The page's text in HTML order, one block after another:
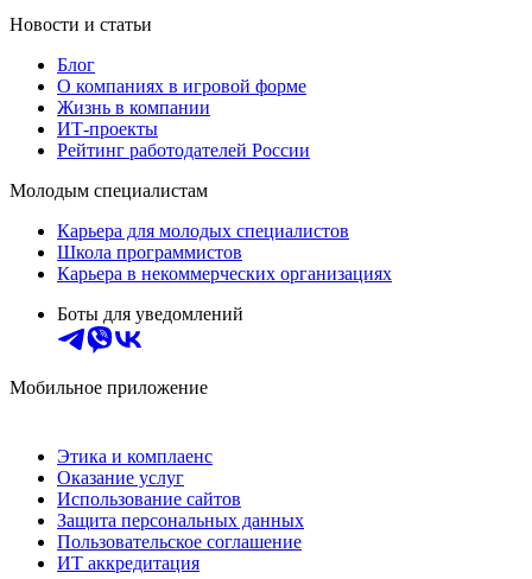
Новости и статьи
Блог
О компаниях в игровой форме
Жизнь в компании
ИТ-проекты
Рейтинг работодателей России
Молодым специалистам
Карьера для молодых специалистов
Школа программистов
Карьера в некоммерческих организациях
Боты для уведомлений
Мобильное приложение
Этика и комплаенс
Оказание услуг
Использование сайтов
Защита персональных данных
Пользовательское соглашение
ИТ аккредитация